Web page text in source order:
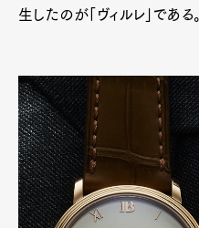
生したのが「ヴィルレ」である。